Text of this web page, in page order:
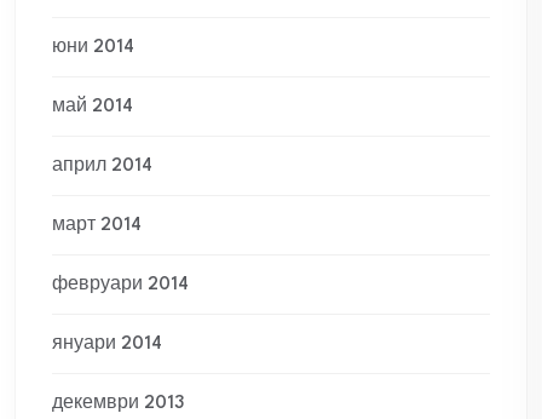
юни 2014
май 2014
април 2014
март 2014
февруари 2014
януари 2014
декември 2013